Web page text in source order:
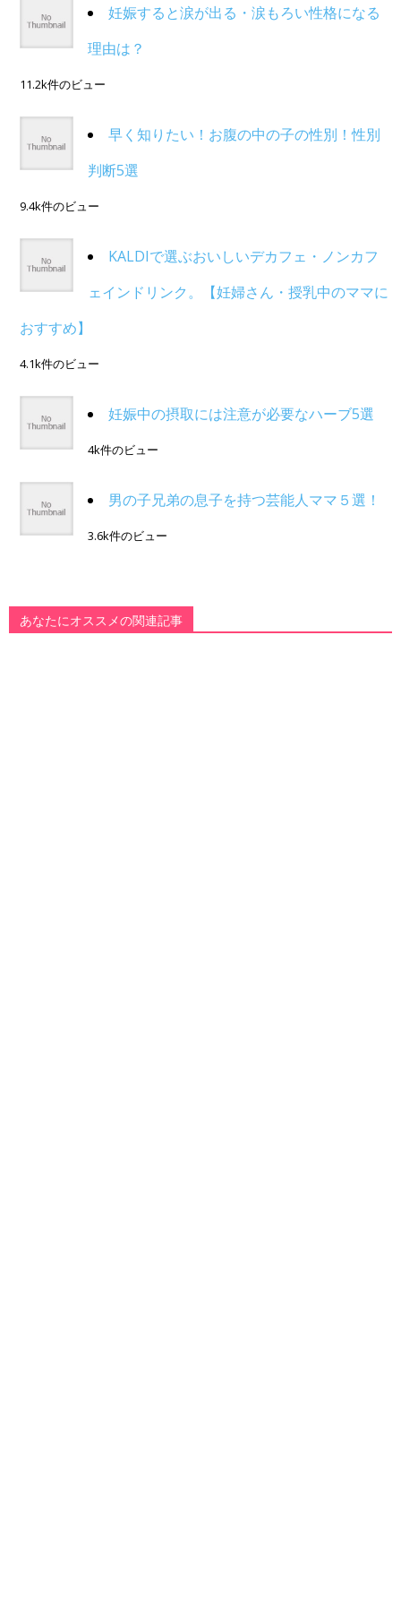
妊娠すると涙が出る・涙もろい性格になる
理由は？
11.2k件のビュー
早く知りたい！お腹の中の子の性別！性別
判断5選
9.4k件のビュー
KALDIで選ぶおいしいデカフェ・ノンカフ
ェインドリンク。【妊婦さん・授乳中のママに
おすすめ】
4.1k件のビュー
妊娠中の摂取には注意が必要なハーブ5選
4k件のビュー
男の子兄弟の息子を持つ芸能人ママ５選！
3.6k件のビュー
あなたにオススメの関連記事